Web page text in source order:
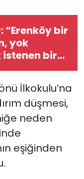
“Erenköy bir
yok
bir
ve var
dediği yer
İlkokulu’na
düşmesi,
neden
eşiğinden